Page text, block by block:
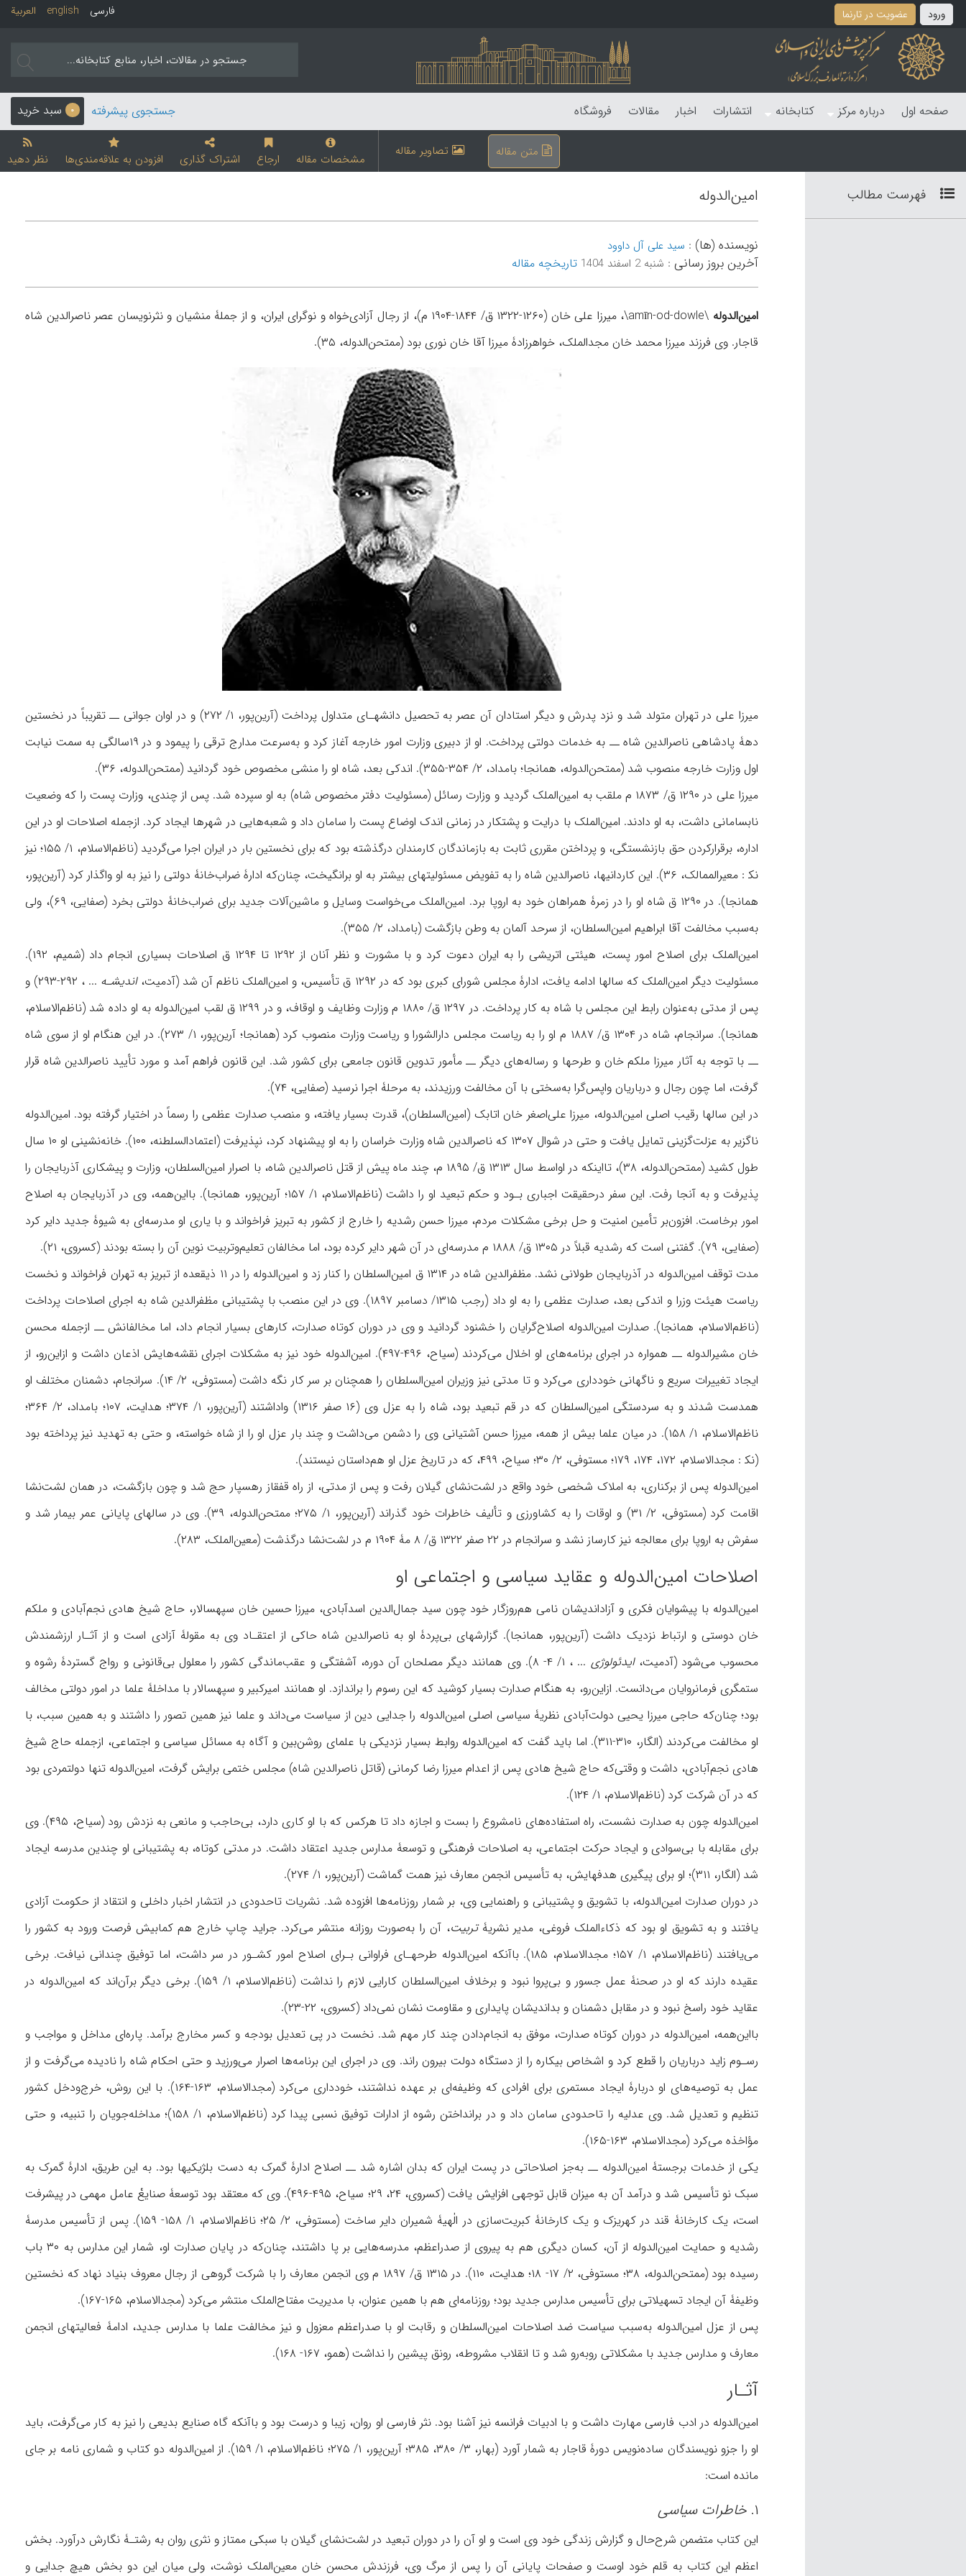
ورود عضویت در تارنما العربیة english فارسی
صفحه اول درباره مرکز کتابخانه انتشارات اخبار مقالات فروشگاه 0 سبد خرید جستجوی پیشرفته
متن مقاله تصاویر مقاله مشخصات مقاله ارجاع اشتراک گذاری افزودن به علاقه‌مندی‌ها نظر دهید
فهرست مطالب امین‌الدوله
نویسنده (ها) : سید علی آل داوود
آخرین بروز رسانی : شنبه 2 اسفند 1404 تاریخچه مقاله
امین‌الدوله
\amīn-od-dowle\، میرزا علی خان (۱۲۶۰-۱۳۲۲ ق/ ۱۸۴۴-۱۹۰۴ م)، از رجال آزادی‌خواه و نوگرای ایران، و از جملۀ منشیان و نثرنویسان عصر ناصرالدین شاه
قاجار. وی فرزند میرزا محمد خان مجدالملک، خواهرزادۀ میرزا آقا خان نوری بود (ممتحن‌الدوله، ۳۵).
میرزا علی در تهران متولد شد و نزد پدرش و دیگر استادان آن عصر به تحصیل دانشهـای متداول پرداخت (آرین‌پور، ۱/ ۲۷۲) و در اوان جوانی ــ تقریباً در نخستین
دهۀ پادشاهی ناصرالدین شاه ــ به خدمات دولتی پرداخت. او از دبیری وزارت امور خارجه آغاز کرد و به‌سرعت مدارج ترقی را پیمود و در ۱۹سالگی به سمت نیابت
اول وزارت خارجه منصوب شد (ممتحن‌الدوله، همانجا؛ بامداد، ۲/ ۳۵۴-۳۵۵). اندکی بعد، شاه او را منشی مخصوص خود گردانید (ممتحن‌الدوله، ۳۶).
میرزا علی در ۱۲۹۰ ق/ ۱۸۷۳ م ملقب به امین‌الملک گردید و وزارت رسائل (مسئولیت دفتر مخصوص شاه) به او سپرده شد. پس از چندی، وزارت پست را که وضعیت
نابسامانی داشت، به او دادند. امین‌الملک با درایت و پشتکار در زمانی اندک اوضاع پست را سامان داد و شعبه‌هایی در شهرها ایجاد کرد. ازجمله اصلاحات او در این
اداره، برقرارکردن حق بازنشستگی، و پرداختن مقرری ثابت به بازماندگان کارمندان درگذشته بود که برای نخستین ‌بار در ایران اجرا می‌گردید (ناظم‌الاسلام، ۱/ ۱۵۵؛ نیز
نک‍ : معیرالممالک، ۳۶). این کاردانیها، ناصرالدین شاه را به تفویض مسئولیتهای بیشتر به او برانگیخت، چنان‌که ادارۀ ضراب‌خانۀ دولتی را نیز به او واگذار کرد (آرین‌پور،
همانجا). در ۱۲۹۰ ق شاه او را در زمرۀ همراهان خود به اروپا برد. امین‌الملک می‌خواست وسایل و ماشین‌آلات جدید برای ضراب‌خانۀ دولتی بخرد (صفایی، ۶۹)، ولی
به‌سبب مخالفت آقا ابراهیم امین‌السلطان، از سرحد آلمان به وطن بازگشت (بامداد، ۲/ ۳۵۵).
امین‌الملک برای اصلاح امور پست، هیئتی اتریشی را به ایران دعوت کرد و با مشورت و نظر آنان از ۱۲۹۲ تا ۱۲۹۴ ق اصلاحات بسیاری انجام داد (شمیم، ۱۹۲).
مسئولیت دیگر امین‌الملک که سالها ادامه یافت، ادارۀ مجلس شورای کبرى بود که در ۱۲۹۲ ق تأسیس، و امین‌الملک ناظم آن شد (آدمیت،
اندیشـه
... ، ۲۹۲-۲۹۳) و
پس از مدتی به‌عنوان رابط این مجلس با شاه به کار پرداخت. در ۱۲۹۷ ق/ ۱۸۸۰ م وزارت وظایف و اوقاف، و در ۱۲۹۹ ق لقب امین‌الدوله به او داده شد (ناظم‌الاسلام،
همانجا). سرانجام، شاه در ۱۳۰۴ ق/ ۱۸۸۷ م او را به ریاست مجلس دارالشورا و ریاست وزارت منصوب کرد (همانجا؛ آرین‌پور، ۱/ ۲۷۳). در این هنگام او از سوی شاه
ــ با توجه به آثار میرزا ملکم‌ خان و طرحها و رساله‌های دیگر ــ مأمور تدوین قانون جامعی برای کشور شد. این قانون فراهم آمد و مورد تأیید ناصرالدین شاه قرار
گرفت، اما چون رجال و درباریان واپس‌گرا به‌سختی با آن مخالفت ورزیدند، به مرحلۀ اجرا نرسید (صفایی، ۷۴).
در این سالها رقیب اصلی امین‌الدوله، میرزا علی‌اصغر خان اتابک (امین‌السلطان)، قدرت بسیار یافته، و منصب صدارت عظمى را رسماً در اختیار گرفته بود. امین‌الدوله
ناگزیر به عزلت‌گزینی تمایل یافت و حتى در شوال ۱۳۰۷ که ناصرالدین شاه وزارت خراسان را به او پیشنهاد کرد، نپذیرفت (اعتمادالسلطنه، ۱۰۰). خانه‌نشینی او ۱۰ سال
طول کشید (ممتحن‌الدوله، ۳۸)، تااینکه در اواسط سال ۱۳۱۳ ق/ ۱۸۹۵ م، چند ماه پیش از قتل ناصرالدین شاه، با اصرار امین‌السلطان، وزارت و پیشکاری آذربایجان را
پذیرفت و به آنجا رفت. این سفر درحقیقت اجباری بـود و حکم تبعید او را داشت (ناظم‌الاسلام، ۱/ ۱۵۷؛ آرین‌پور، همانجا). بااین‌همه، وی در آذربایجان به اصلاح
امور برخاست. افزون‌بر تأمین امنیت و حل برخی مشکلات مردم، میرزا حسن رشدیه را خارج از کشور به تبریز فراخواند و با یاری او مدرسه‌ای به شیوۀ جدید دایر کرد
(صفایی، ۷۹). گفتنی است که رشدیه قبلاً در ۱۳۰۵ ق/ ۱۸۸۸ م مدرسه‌ای در آن شهر دایر کرده بود، اما مخالفان تعلیم‌وتربیت نوین آن را بسته بودند (کسروی، ۲۱).
مدت توقف امین‌الدوله در آذربایجان طولانی نشد. مظفرالدین شاه در ۱۳۱۴ ق امین‌السلطان را کنار زد و امین‌الدوله را در ۱۱ ذیقعده از تبریز به تهران فراخواند و نخست
ریاست هیئت وزرا و اندکی بعد، صدارت عظمى را به او داد (رجب ۱۳۱۵/ دسامبر ۱۸۹۷). وی در این منصب با پشتیبانی مظفرالدین شاه به اجرای اصلاحات پرداخت
(ناظم‌الاسلام، همانجا). صدارت امین‌الدوله اصلاح‌گرایان را خشنود گردانید و وی در دوران کوتاه صدارت، کارهای بسیار انجام داد، اما مخالفانش ــ ازجمله محسن
خان مشیرالدوله ــ همواره در اجرای برنامه‌های او اخلال می‌کردند (سیاح، ۴۹۶-۴۹۷). امین‌الدوله خود نیز به مشکلات اجرای نقشه‌هایش اذعان داشت و ازاین‌رو، از
ایجاد تغییرات سریع و ناگهانی خودداری می‌کرد و تا مدتی نیز وزیران امین‌السلطان را همچنان بر سر کار نگه داشت (مستوفی، ۲/ ۱۴). سرانجام، دشمنان مختلف او
همدست شدند و به سردستگی امین‌السلطان که در قم تبعید بود، شاه را به عزل وی (۱۶ صفر ۱۳۱۶) واداشتند (آرین‌پور، ۱/ ۳۷۴؛ هدایت، ۱۰۷؛ بامداد، ۲/ ۳۶۴؛
ناظم‌الاسلام، ۱/ ۱۵۸). در میان علما بیش از همه، میرزا حسن آشتیانی وی را دشمن می‌داشت و چند بار عزل او را از شاه خواسته، و حتى به تهدید نیز پرداخته بود
(نک‍ : مجدالاسلام، ۱۷۲، ۱۷۴، ۱۷۹؛ مستوفی، ۲/ ۳۰؛ سیاح، ۴۹۹، که در تاریخ عزل او هم‌داستان نیستند).
امین‌الدوله پس از برکناری، به املاک شخصی خود واقع در لشت‌نشای گیلان رفت و پس از مدتی، از راه قفقاز رهسپار حج شد و چون بازگشت، در همان لشت‌نشا
اقامت کرد (مستوفی، ۲/ ۳۱) و اوقات را به کشاورزی و تألیف خاطرات خود گذراند (آرین‌پور، ۱/ ۲۷۵؛ ممتحن‌الدوله، ۳۹). وی در سالهای پایانی عمر بیمار شد و
سفرش به اروپا برای معالجه نیز کارساز نشد و سرانجام در ۲۲ صفر ۱۳۲۲ ق/ ۸ مۀ ۱۹۰۴ م در لشت‌نشا درگذشت (معین‌الملک، ۲۸۳).
اصلاحات امین‌الدوله و عقاید سیاسی و اجتماعی او
امین‌الدوله با پیشوایان فکری و آزاداندیشان نامی هم‌روزگار خود چون سید جمال‌الدین اسدآبادی، میرزا حسین خان سپهسالار، حاج شیخ هادی نجم‌آبادی و ملکم‌
خان دوستی و ارتباط نزدیک داشت (آرین‌پور، همانجا). گزارشهای بی‌پردۀ او به ناصرالدین شاه حاکی از اعتقـاد وی به مقولۀ آزادی است و از آثـار ارزشمندش
محسوب می‌شود (آدمیت،ایدئولوژی
... ، ۱/ ۴- ۸). وی همانند دیگر مصلحان آن دوره، آشفتگی و عقب‌ماندگی کشور را معلول بی‌قانونی و رواج گستردۀ رشوه و
ستمگری فرمانروایان می‌دانست. ازاین‌رو، به هنگام صدارت بسیار کوشید که این رسوم را براندازد. او همانند امیرکبیر و سپهسالار با مداخلۀ علما در امور دولتی مخالف
بود؛ چنان‌که حاجی میرزا یحیى دولت‌آبادی نظریۀ سیاسی اصلی امین‌الدوله را جدایی دین از سیاست می‌داند و علما نیز همین تصور را داشتند و به همین سبب، با
او مخالفت می‌کردند (الگار، ۳۱۰-۳۱۱). اما باید گفت که امین‌الدوله روابط بسیار نزدیکی با علمای روشن‌بین و آگاه به مسائل سیاسی و اجتماعی، ازجمله حاج شیخ
هادی نجم‌آبادی، داشت و وقتی‌که حاج شیخ هادی پس از اعدام میرزا رضا کرمانی (قاتل ناصرالدین شاه) مجلس ختمی برایش گرفت، امین‌الدوله تنها دولتمردی بود
که در آن شرکت کرد (ناظم‌الاسلام، ۱/ ۱۲۴).
امین‌الدوله چون به صدارت نشست، راه استفاده‌های نامشروع را بست و اجازه داد تا هرکس که با او کاری دارد، بی‌حاجب و مانعی به نزدش رود (سیاح، ۴۹۵). وی
برای مقابله با بی‌سوادی و ایجاد حرکت اجتماعی، به اصلاحات فرهنگی و توسعۀ مدارس جدید اعتقاد داشت. در مدتی کوتاه، به پشتیبانی او چندین مدرسه ایجاد
شد (الگار، ۳۱۱)؛ او برای پیگیری هدفهایش، به تأسیس انجمن معارف نیز همت گماشت (آرین‌پور، ۱/ ۲۷۴).
در دوران صدارت امین‌الدوله، با تشویق و پشتیبانی و راهنمایی وی، بر شمار روزنامه‌ها افزوده شد. نشریات تاحدودی در انتشار اخبار داخلی و انتقاد از حکومت آزادی
یافتند و به تشویق او بود که ذکاء‌الملک فروغی، مدیر نشریۀتربیت، آن را به‌صورت روزانه منتشر می‌کرد. جراید چاپ خارج هم کمابیش فرصت ورود به کشور را
می‌یافتند (ناظم‌الاسلام، ۱/ ۱۵۷؛ مجدالاسلام، ۱۸۵). باآنکه امین‌الدوله طرحهـای فراوانی بـرای اصلاح امور کشـور در سر داشت، اما توفیق چندانی نیافت. برخی
عقیده دارند که او در صحنۀ عمل جسور و بی‌پروا نبود و برخلاف امین‌السلطان کارایی لازم را نداشت (ناظم‌الاسلام، ۱/ ۱۵۹). برخی دیگر برآن‌‌اند که امین‌الدوله در
عقاید خود راسخ نبود و در مقابل دشمنان و بداندیشان پایداری و مقاومت نشان نمی‌داد (کسروی، ۲۲-۲۳).
بااین‌همه، امین‌الدوله در دوران کوتاه صدارت، موفق به انجام‌دادن چند کار مهم شد. نخست در پی تعدیل بودجه و کسر مخارج برآمد. پاره‌ای مداخل و مواجب و
رسـوم زاید درباریان را قطع کرد و اشخاص بیکاره را از دستگاه دولت بیرون راند. وی در اجرای این برنامه‌ها اصرار می‌ورزید و حتى احکام شاه را نادیده می‌گرفت و از
عمل به توصیه‌های او دربارۀ ایجاد مستمری برای افرادی که وظیفه‌ای بر عهده نداشتند، خودداری می‌کرد (مجدالاسلام، ۱۶۳-۱۶۴). با این روش، خرج‌ودخل کشور
تنظیم و تعدیل شد. وی عدلیه را تاحدودی سامان داد و در برانداختن رشوه از ادارات توفیق نسبی پیدا کرد (ناظم‌الاسلام، ۱/ ۱۵۸)؛ مداخله‌جویان را تنبیه، و حتى
مؤاخذه می‌کرد (مجدالاسلام، ۱۶۳-۱۶۵).
یکی از خدمات برجستۀ امین‌الدوله ــ به‌جز اصلاحاتی در پست ایران که بدان اشاره شد ــ اصلاح ادارۀ گمرک به دست بلژیکیها بود. به این طریق، ادارۀ گمرک به
سبک نو تأسیس شد و درآمد آن به میزان قابل توجهی افزایش یافت (کسروی، ۲۴، ۲۹؛ سیاح، ۴۹۵-۴۹۶). وی که معتقد بود توسعۀ صنایعْ عامل مهمی در پیشرفت
است، یک کارخانۀ قند در کهریزک و یک کارخانۀ کبریت‌سازی در الٰهیۀ شمیران دایر ساخت (مستوفی، ۲/ ۲۵؛ ناظم‌الاسلام، ۱/ ۱۵۸- ۱۵۹). پس از تأسیس مدرسۀ
رشدیه و حمایت امین‌الدوله از آن، کسان دیگری هم به پیروی از صدراعظم، مدرسه‌هایی بر پا داشتند، چنان‌که در پایان صدارت او، شمار این مدارس به ۳۰ باب
رسیده بود (ممتحن‌الدوله، ۳۸؛ مستوفی، ۲/ ۱۷- ۱۸؛ هدایت، ۱۱۰). در ۱۳۱۵ ق/ ۱۸۹۷ م وی انجمن معارف را با شرکت گروهی از رجال معروف بنیاد نهاد که نخستین
وظیفۀ آن ایجاد تسهیلاتی برای تأسیس مدارس جدید بود؛ روزنامه‌ای هم با همین عنوان، با مدیریت مفتاح‌الملک منتشر می‌کرد (مجدالاسلام، ۱۶۵-۱۶۷).
پس از عزل امین‌الدوله به‌سبب سیاست ضد اصلاحات امین‌السلطان و رقابت او با صدراعظم معزول و نیز مخالفت علما با مدارس جدید، ادامۀ فعالیتهای انجمن
معارف و مدارس جدید با مشکلاتی روبه‌رو شد و تا انقلاب مشروطه، رونق پیشین را نداشت (همو، ۱۶۷- ۱۶۸).
آثـار
امین‌الدوله در ادب فارسی مهارت داشت و با ادبیات فرانسه نیز آشنا بود. نثر فارسی او روان، زیبا و درست بود و باآنکه گاه صنایع بدیعی را نیز به کار می‌گرفت، باید
او را جزو نویسندگان ساده‌نویس دورۀ قاجار به شمار آورد (بهار، ۳/ ۳۸۰، ۳۸۵؛ آرین‌پور، ۱/ ۲۷۵؛ ناظم‌الاسلام، ۱/ ۱۵۹). از امین‌الدوله دو کتاب و شماری نامه بر جای
مانده است:
۱. خاطرات سیاسی
این کتاب متضمن شرح‌حال و گزارش زندگی خود وی است و او آن را در دوران تبعید در لشت‌نشای گیلان با سبکی ممتاز و نثری روان به رشتـۀ نگارش درآورد. بخش
اعظم این کتاب به قلم خود اوست و صفحات پایانی آن را پس از مرگ وی، فرزندش محسن خان معین‌الملک نوشت، ولی میان این دو بخش هیچ جدایی و